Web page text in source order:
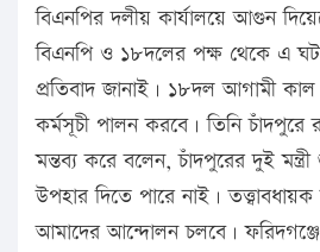
বিএনপির দলীয় কার্যালয়ে আগুন
বিএনপি ও ১৮দলের পক্ষ থেকে এ
প্রতিবাদ জানাই। ১৮দল আগামী কাল
কর্মসূচী পালন করবে। তিনি চাঁদপুরে
মন্তব্য করে বলেন, চাঁদপুরের দুই
উপহার দিতে পারে নাই।
আমাদের আন্দোলন চলবে।